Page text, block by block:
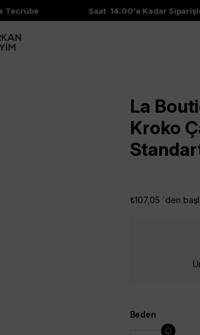
Tecrübe Saat 14:00'e Kadar
La
Kroko
₺107,05 `den
Beden